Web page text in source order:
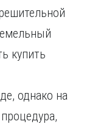
купить
однако на